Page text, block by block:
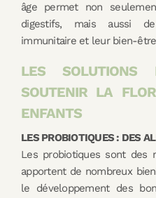
âge permet non
digestifs, mais aussi
immunitaire et leur bien-
LES SOLUTIONS
SOUTENIR LA
ENFANTS
LES PROBIOTIQUES : DES
Les probiotiques sont des
apportent de nombreux
le développement des